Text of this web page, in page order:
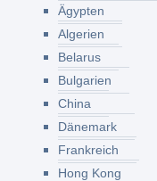
Ägypten
Algerien
Belarus
Bulgarien
China
Dänemark
Frankreich
Hong Kong